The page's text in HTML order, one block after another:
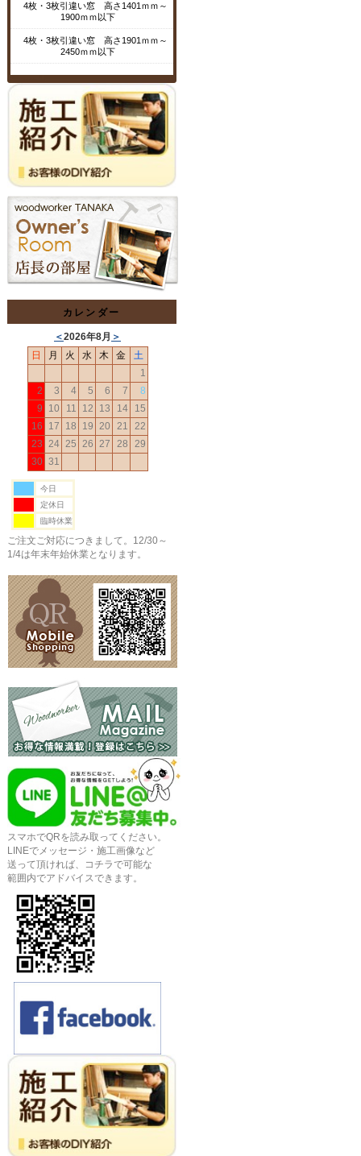
4枚・3枚引違い窓 高さ1401ｍｍ～
1900ｍｍ以下
4枚・3枚引違い窓 高さ1901ｍｍ～
2450ｍｍ以下
カレンダー
＜2026年8月 ＞
日
月 火 水 木 金
土
1
2
3 4 5 6 7
8
9
10 11 12 13 14
15
16
17 18 19 20 21
22
23
24 25 26 27 28
29
30
31
今日
定休日
臨時休業
ご注文ご対応につきまして。12/30～
1/4は年末年始休業となります。
スマホでQRを読み取ってください。
LINEでメッセージ・施工画像など
送って頂ければ、コチラで可能な
範囲内でアドバイスできます。